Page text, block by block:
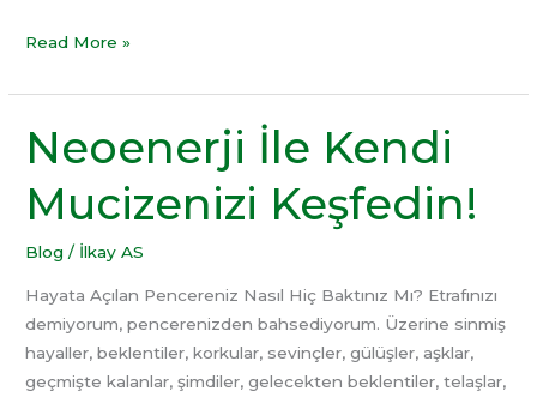
Read More »
Neoenerji İle Kendi
Mucizenizi Keşfedin!
Blog / İlkay AS
Hayata Açılan Pencereniz Nasıl Hiç Baktınız Mı? Etrafınızı
demiyorum, pencerenizden bahsediyorum. Üzerine sinmiş
hayaller, beklentiler, korkular, sevinçler, gülüşler, aşklar,
geçmişte kalanlar, şimdiler, gelecekten beklentiler, telaşlar,
Neoenerji
İle
Kendi
Mucizenizi
Keşfedin!